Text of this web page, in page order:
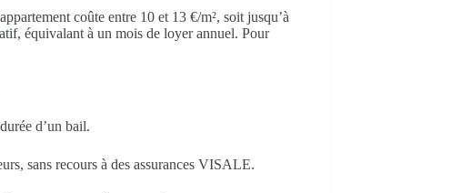
coûte entre 10 et 13 €/m², soit jusqu’à
équivalant à un mois de loyer annuel. Pour
d’un bail.
sans recours à des assurances VISALE.